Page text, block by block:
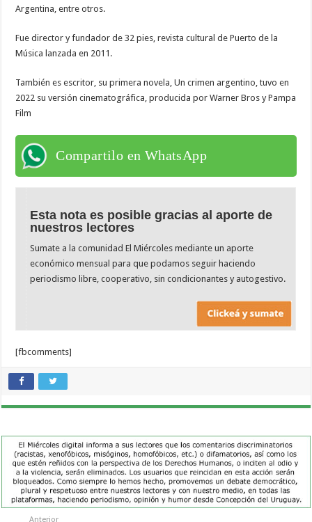
Argentina, entre otros.
Fue director y fundador de 32 pies, revista cultural de Puerto de la
Música lanzada en 2011.
También es escritor, su primera novela, Un crimen argentino, tuvo en
2022 su versión cinematográfica, producida por Warner Bros y Pampa
Film
Compartilo en WhatsApp
Esta nota es posible gracias al aporte de
nuestros lectores
Sumate a la comunidad El Miércoles mediante un aporte
económico mensual para que podamos seguir haciendo
periodismo libre, cooperativo, sin condicionantes y autogestivo.
[fbcomments]
Anterior